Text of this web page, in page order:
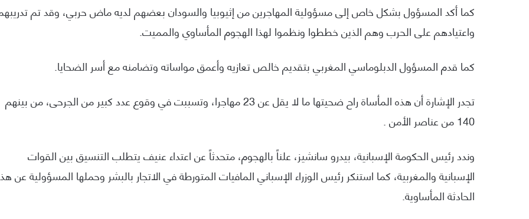
كما أكد المسؤول بشكل خاص إلى مسؤولية المهاجرين من إثيوبيا والسودان بعضهم لديه ماض حربي، وقد تم
واعتيادهم على الحرب وهم الذين خططوا ونظموا لهذا الهجوم المأساوي والمميت.
كما قدم المسؤول الدبلوماسي المغربي بتقديم خالص تعازيه وأعمق مواساته وتضامنه مع أسر الضحايا.
تجدر الإشارة أن هذه المأساة راح ضحيتها ما لا يقل عن 23 مهاجرا، وتسببت في وقوع عدد كبير من الجرحى، من بينهم
140 من عناصر الأمن .
وندد رئيس الحكومة الإسبانية، بيدرو سانشيز، علناً بالهجوم، متحدثاً عن اعتداء عنيف يتطلب التنسيق بين القوات
الإسبانية والمغربية، كما استنكر رئيس الوزراء الإسباني المافيات المتورطة في الاتجار بالبشر وحملها المسؤولية عن
الحادثة المأساوية.